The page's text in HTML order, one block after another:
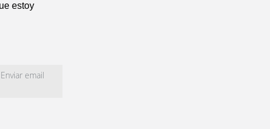
estoy
Enviar email